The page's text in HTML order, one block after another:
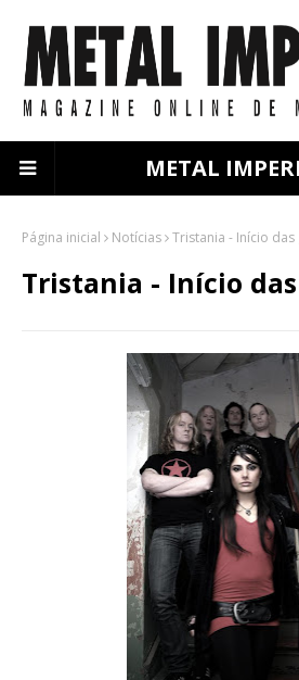
METAL
Página inicial Notícias Tristania - Início
Tristania - Início